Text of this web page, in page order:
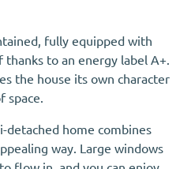
fully equipped with
to an energy label A+.
the house its own character
space.
detached home combines
way. Large windows